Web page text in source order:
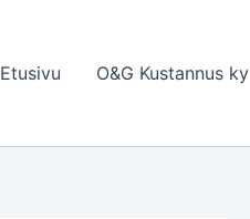
Etusivu O&G Kustannus ky